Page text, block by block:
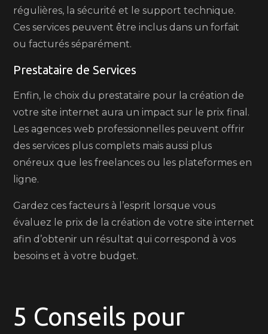
régulières, la sécurité et le support technique.
Ces services peuvent être inclus dans un forfait
ou facturés séparément.
Prestataire de Services
Enfin, le choix du prestataire pour la création de
votre site internet aura un impact sur le prix final.
Les agences web professionnelles peuvent offrir
des services plus complets mais aussi plus
onéreux que les freelances ou les plateformes en
ligne.
Gardez ces facteurs à l’esprit lorsque vous
évaluez le prix de la création de votre site internet
afin d’obtenir un résultat qui correspond à vos
besoins et à votre budget.
5 Conseils pour